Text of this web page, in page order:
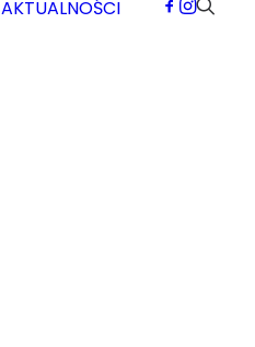
AKTUALNOŚCI